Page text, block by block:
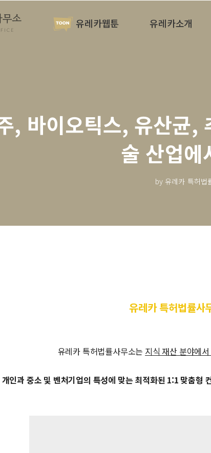
유레카웹툰 유레카소개
, 바이오틱스, 유산균,
술 산업에
by 유레카 특허법
유레카 특허법률사
유레카 특허법률사무소는 지식 재산 분야에
개인과 중소 및 벤처기업의 특성에 맞는 최적화된 1:1 맞춤형